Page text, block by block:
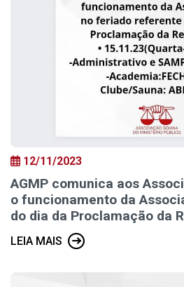
12/11/2023
AGMP comunica aos
o funcionamento da
do dia da Proclamação da
LEIA MAIS